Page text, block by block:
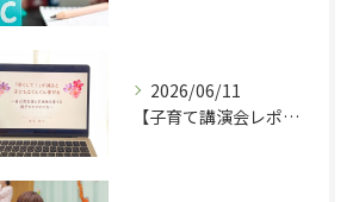
2026/06/11
【子育て講演会レポート】「早くして！」が減ると子どもは伸びる！